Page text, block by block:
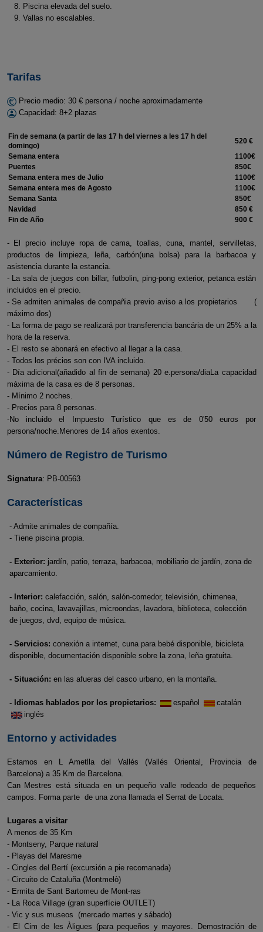
8. Piscina elevada del suelo.
9. Vallas no escalables.
Tarifas
Precio medio: 30 € persona / noche aproximadamente
Capacidad: 8+2 plazas
Fin de semana (a partir de las 17 h del viernes a les 17 h del
domingo)
520 €
Semana entera
1100€
Puentes
850€
Semana entera mes de Julio
1100€
Semana entera mes de Agosto
1100€
Semana Santa
850€
Navidad
850 €
Fin de Año
900 €
- El precio incluye ropa de cama, toallas, cuna, mantel, servilletas,
productos de limpieza, leña, carbón(una bolsa) para la barbacoa y
asistencia durante la estancia.
- La sala de juegos con billar, futbolin, ping-pong exterior, petanca están
incluidos en el precio.
- Se admiten animales de compañia previo aviso a los propietarios (
máximo dos)
- La forma de pago se realizará por transferencia bancária de un 25% a la
hora de la reserva.
- El resto se abonará en efectivo al llegar a la casa.
- Todos los précios son con IVA incluido.
- Día adicional(añadido al fin de semana) 20 e.persona/diaLa capacidad
máxima de la casa es de 8 personas.
- Mínimo 2 noches.
- Precios para 8 personas.
-No incluido el Impuesto Turístico que es de 0'50 euros por
persona/noche.Menores de 14 años exentos.
Número de Registro de Turismo
Signatura: PB-00563
Características
- Admite animales de compañía.
- Tiene piscina propia.
- Exterior: jardín, patio, terraza, barbacoa, mobiliario de jardín, zona de
aparcamiento.
- Interior: calefacción, salón, salón-comedor, televisión, chimenea,
baño, cocina, lavavajillas, microondas, lavadora, biblioteca, colección
de juegos, dvd, equipo de música.
- Servicios: conexión a internet, cuna para bebé disponible, bicicleta
disponible, documentación disponible sobre la zona, leña gratuita.
- Situación: en las afueras del casco urbano, en la montaña.
- Idiomas hablados por los propietarios: español
catalán
inglés
Entorno y actividades
Estamos en L Ametlla del Vallés (Vallés Oriental, Provincia de
Barcelona) a 35 Km de Barcelona.
Can Mestres está situada en un pequeño valle rodeado de pequeños
campos. Forma parte de una zona llamada el Serrat de Locata.
Lugares a visitar
A menos de 35 Km
- Montseny, Parque natural
- Playas del Maresme
- Cingles del Bertí (excursión a pie recomanada)
- Circuito de Cataluña (Montmelò)
- Ermita de Sant Bartomeu de Mont-ras
- La Roca Village (gran superfície OUTLET)
- Vic y sus museos (mercado martes y sábado)
- El Cim de les Àligues (para pequeños y mayores. Demostración de